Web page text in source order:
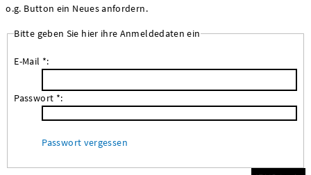
o.g. Button ein Neues anfordern.
Bitte geben Sie hier ihre Anmeldedaten ein
E-Mail *:
Passwort *:
Passwort vergessen